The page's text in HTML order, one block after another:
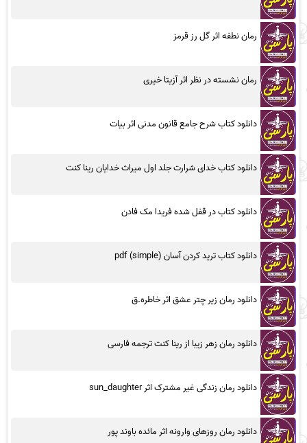
رمان نطفه اثر گل رز قرمز
رمان نشسته در نظر اثر آزیتا خیری
دانلود کتاب شرح جامع قانون مدنی اثر بیات
دانلود کتاب خدای شرارت جلد اول میراث خدایان رینا کنت
دانلود کتاب در قفل شده فریدا مک فادن
دانلود کتاب ترید کردن آسان (simple) pdf
دانلود رمان زیر چتر عشق اثر خاطره.ق
دانلود رمان زهر زیبا از رینا کنت ترجمه فارسی
دانلود رمان زندگی غیر مشترک اثر sun_daughter
دانلود رمان روزهای وارونه اثر مائده باوند پور